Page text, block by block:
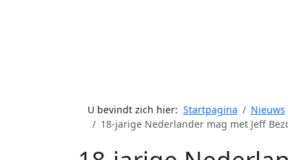
U bevindt zich hier: Startpagina Nieuws
18-jarige Nederlander mag met Jeff